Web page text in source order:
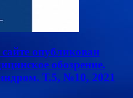
опубликован
обозрение.
Т.5, №10, 2021